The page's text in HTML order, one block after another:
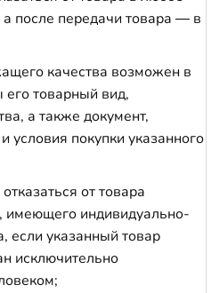
после передачи товара — в
качества возможен в
его товарный вид,
а также документ,
покупки указанного
от товара
имеющего индивидуально-
если указанный товар
исключительно